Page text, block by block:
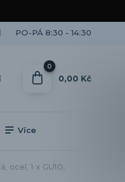
PO-PÁ 8:30 - 14:30
0
0,00 Kč
Více
1 x GU10,